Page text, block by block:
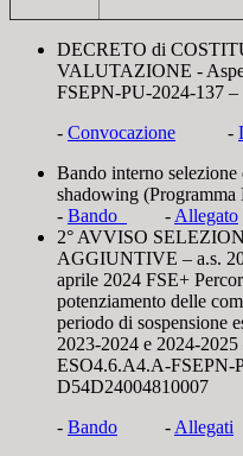
DECRETO di
VALUTAZIONE -
FSEPN-PU-2024-137
- Convocazione -
Bando interno selezione
shadowing (Programma
- Bando - Allegato
2° AVVISO
AGGIUNTIVE – a.s.
aprile 2024 FSE+
potenziamento delle
periodo di sospensione
2023-2024 e 2024-
ESO4.6.A4.A-FSEPN-
- Bando - Allegati